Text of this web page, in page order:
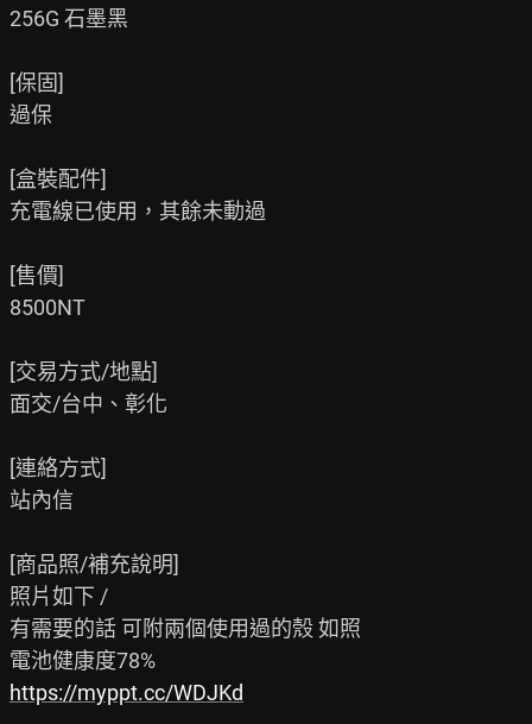
256G 石墨黑
[保固]
過保
[盒裝配件]
充電線已使用，其餘未動過
[售價]
8500NT
[交易方式/地點]
面交/台中、彰化
[連絡方式]
站內信
[商品照/補充說明]
照片如下 /
有需要的話 可附兩個使用過的殼 如照
https://myppt.cc/WDJKd